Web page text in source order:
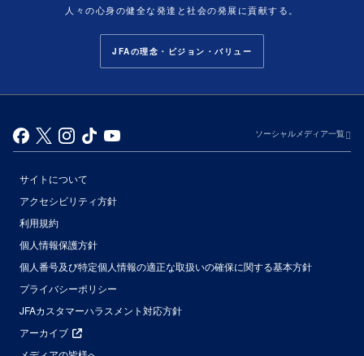
人々の心身の健全な発達と社会の発展に貢献する。
JFAの理念・ビジョン・バリュー
ソーシャルメディア一覧
サイトについて
アクセシビリティ方針
利用規約
個人情報保護方針
個人番号及び特定個人情報の適正な取扱いの確保に関する基本方針
プライバシーポリシー
JFAカスタマーハラスメント対応方針
アーカイブ